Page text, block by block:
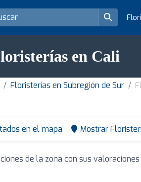
en Cali
Floristerías en Subregión de Sur
en el mapa Mostrar
de la zona con sus